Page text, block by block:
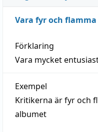
Vara fyr och flamma
Förklaring
Vara mycket
Exempel
Kritikerna är fyr och
albumet